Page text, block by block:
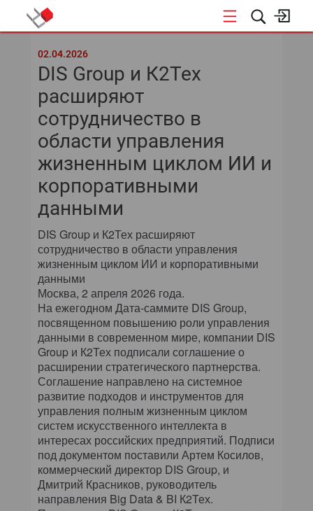
02.04.2026
DIS Group и К2Тех
расширяют
сотрудничество в
области управления
жизненным циклом ИИ и
корпоративными
данными
DIS Group и К2Тех расширяют
сотрудничество в области управления
жизненным циклом ИИ и корпоративными
данными
Москва, 2 апреля 2026 года.
На ежегодном Дата-саммите DIS Group,
посвященном повышению роли управления
данными в современном мире, компании DIS
Group и К2Тех подписали соглашение о
расширении стратегического партнерства.
Соглашение направлено на системное
развитие подходов и инструментов для
управления полным жизненным циклом
систем искусственного интеллекта в
интересах российских предприятий. Подписи
под документом поставили Артем Косилов,
коммерческий директор DIS Group, и
Дмитрий Красников, руководитель
направления Big Data & BI К2Тех.